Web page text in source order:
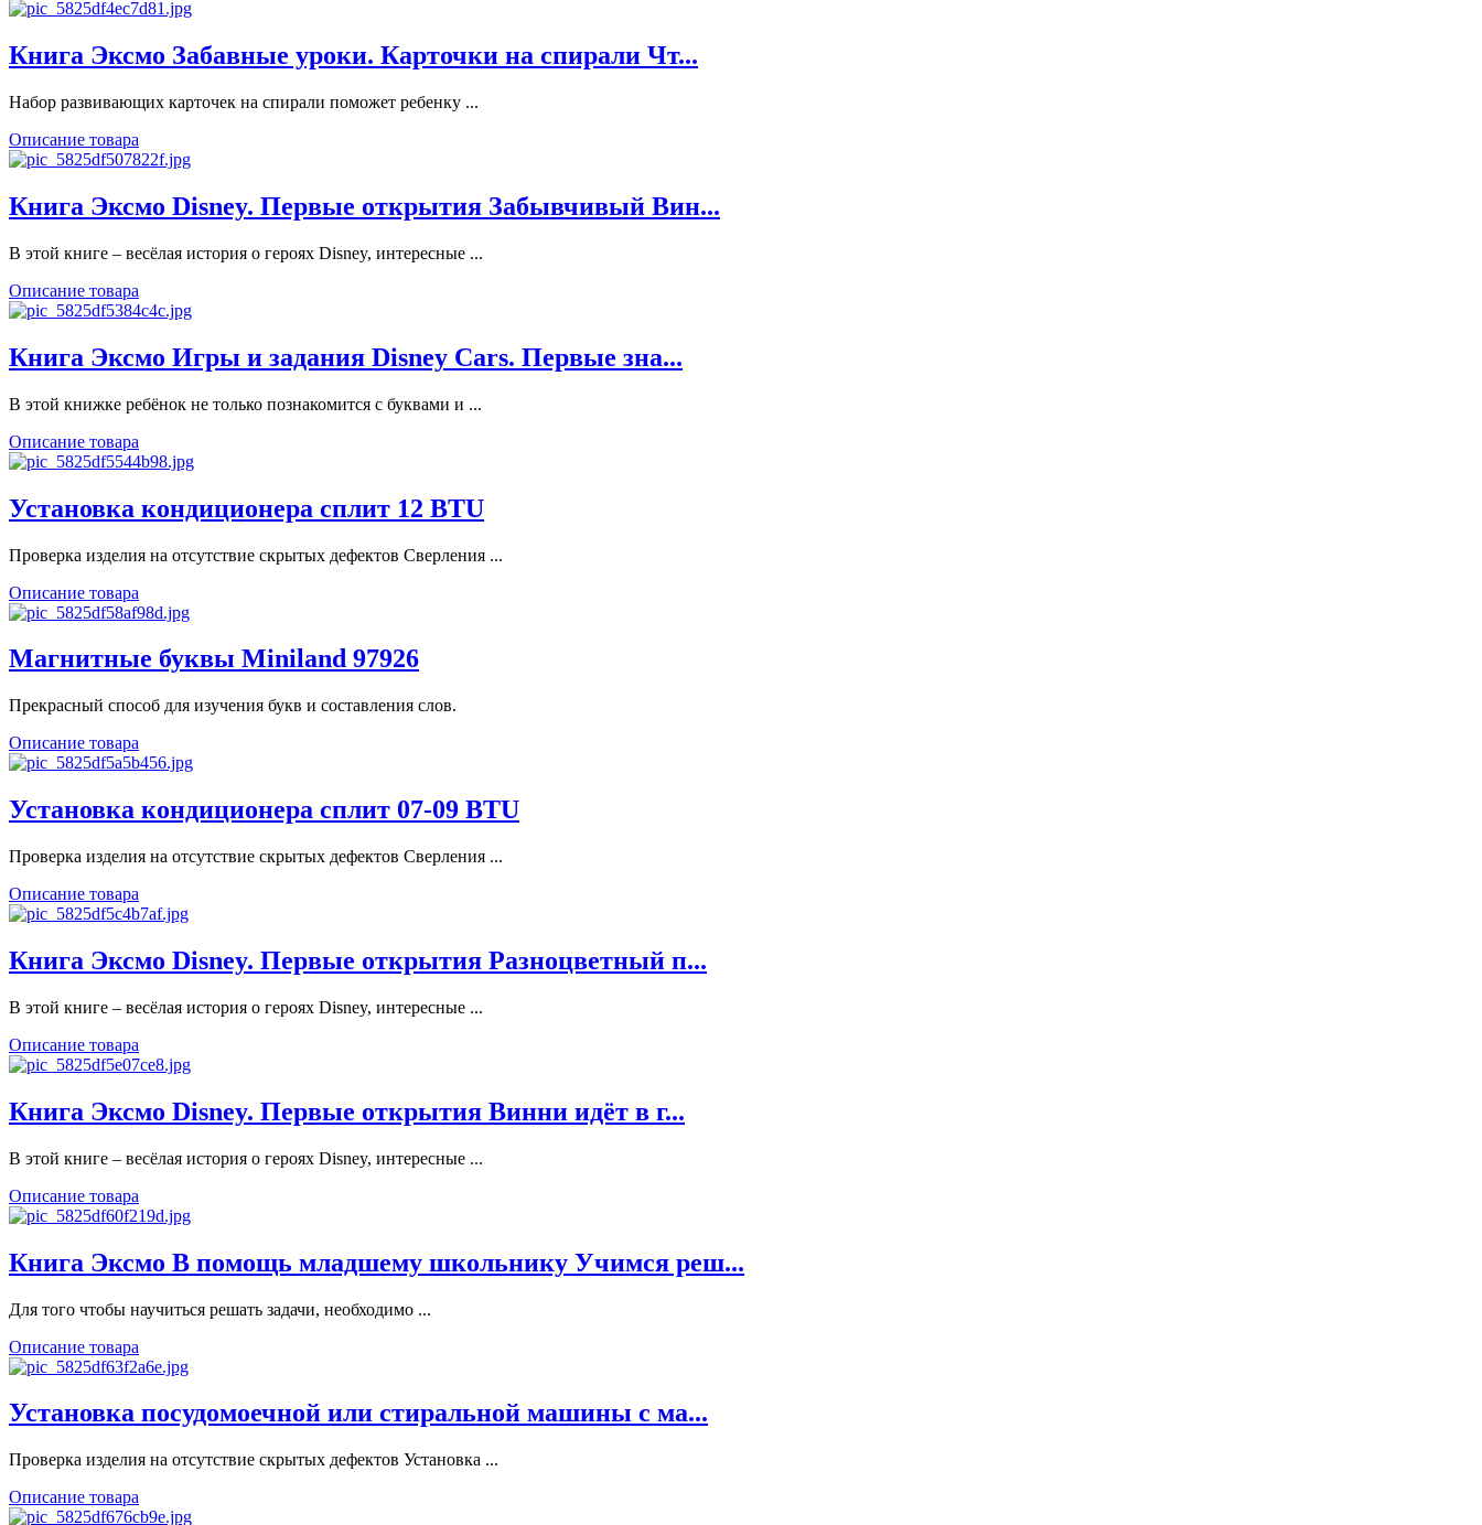
Книга Эксмо Забавные уроки. Карточки на спирали Чт...
Набор развивающих карточек на спирали поможет ребенку ...
Описание товара
Книга Эксмо Disney. Первые открытия Забывчивый Вин...
В этой книге – весёлая история о героях Disney, интересные ...
Описание товара
Книга Эксмо Игры и задания Disney Cars. Первые зна...
В этой книжке ребёнок не только познакомится с буквами и ...
Описание товара
Установка кондиционера сплит 12 BTU
Проверка изделия на отсутствие скрытых дефектов Сверления ...
Описание товара
Магнитные буквы Miniland 97926
Прекрасный способ для изучения букв и составления слов.
Описание товара
Установка кондиционера сплит 07-09 BTU
Проверка изделия на отсутствие скрытых дефектов Сверления ...
Описание товара
Книга Эксмо Disney. Первые открытия Разноцветный п...
В этой книге – весёлая история о героях Disney, интересные ...
Описание товара
Книга Эксмо Disney. Первые открытия Винни идёт в г...
В этой книге – весёлая история о героях Disney, интересные ...
Описание товара
Книга Эксмо В помощь младшему школьнику Учимся реш...
Для того чтобы научиться решать задачи, необходимо ...
Описание товара
Установка посудомоечной или стиральной машины с ма...
Проверка изделия на отсутствие скрытых дефектов Установка ...
Описание товара